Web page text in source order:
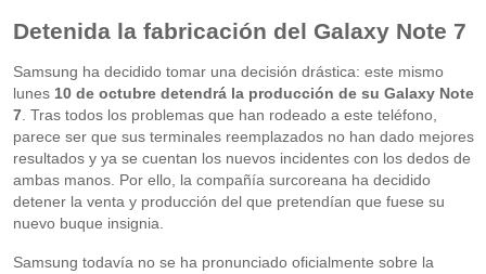
Detenida la fabricación del Galaxy Note 7
Samsung ha decidido tomar una decisión drástica: este mismo
lunes 10 de octubre detendrá la producción de su Galaxy Note
7. Tras todos los problemas que han rodeado a este teléfono,
parece ser que sus terminales reemplazados no han dado mejores
resultados y ya se cuentan los nuevos incidentes con los dedos de
ambas manos. Por ello, la compañía surcoreana ha decidido
detener la venta y producción del que pretendían que fuese su
nuevo buque insignia.
Samsung todavía no se ha pronunciado oficialmente sobre la